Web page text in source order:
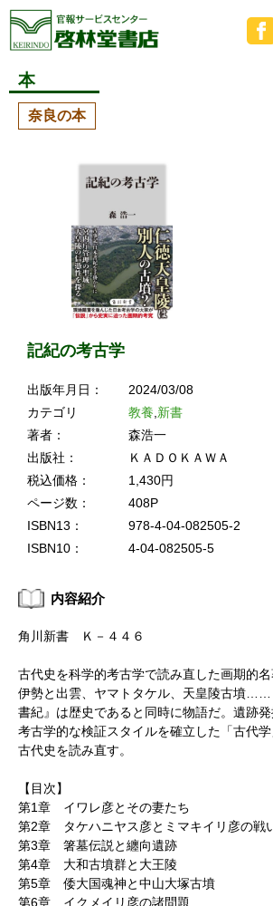
本
奈良の本
記紀の考古学
出版年月日：
2024/03/08
カテゴリ
教養 新書
著者：
森浩一
出版社：
ＫＡＤＯＫＡＷＡ
税込価格：
1,430円
ページ数：
408P
ISBN13：
978-4-04-082505-2
ISBN10：
4-04-082505-5
内容紹介
角川新書 Ｋ－４４６
古代史を科学的考古学で読み直した画期的
伊勢と出雲、ヤマトタケル、天皇陵古墳……
書紀』は歴史であると同時に物語だ。遺跡
考古学的な検証スタイルを確立した「古代
古代史を読み直す。
【目次】
第1章 イワレ彦とその妻たち
第2章 タケハニヤス彦とミマキイリ彦の戦
第3章 箸墓伝説と纏向遺跡
第4章 大和古墳群と大王陵
第5章 倭大国魂神と中山大塚古墳
第6章 イクメイリ彦の諸問題